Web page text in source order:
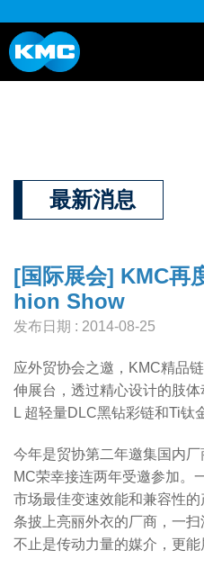
最新消息
[国际展会] KMC再
hion Show
发布日期 : 2014-08-25
应外贸协会之邀，KMC精品
伸展台，透过精心设计的肢
L 超轻量DLC黑钻彩链和Ti钛
今年是贸协第二年邀集国内
MC荣幸接连两年受邀参加。
市场最佳变速效能和兼容性
条披上亮丽外衣的厂商，一
不止是传动力量的媒介，更能